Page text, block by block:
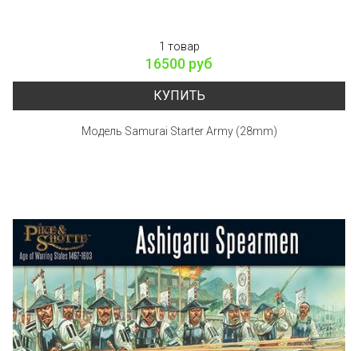
1 товар
16500 руб
КУПИТЬ
Модель Samurai Starter Army (28mm)